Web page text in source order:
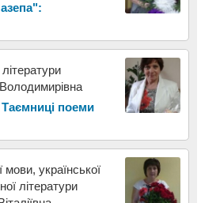
поеми
мови, української
літератури